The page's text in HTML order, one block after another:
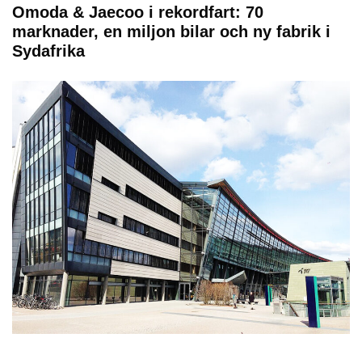
Omoda & Jaecoo i rekordfart: 70
marknader, en miljon bilar och ny fabrik i
Sydafrika